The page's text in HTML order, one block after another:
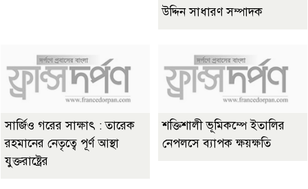
উদ্দিন সাধারণ সম্পাদক
সার্জিও গরের সাক্ষাৎ : তারেক
রহমানের নেতৃত্বে পূর্ণ আস্থা
যুক্তরাষ্ট্রের
শক্তিশালী ভূমিকম্পে ইতালির
নেপলসে ব্যাপক ক্ষয়ক্ষতি